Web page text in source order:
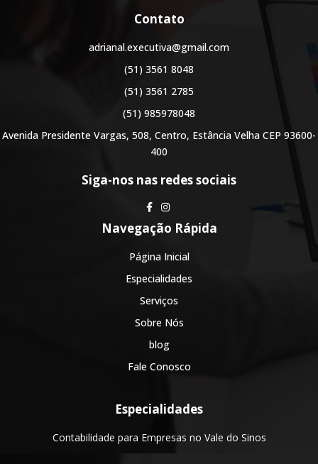
Contato
adrianal.executiva@gmail.com
(51) 3561 8048
(51) 3561 2785
(51) 985978048
Avenida Presidente Vargas, 508, Centro, Estância Velha CEP 93600-
400
Siga-nos nas redes sociais
Navegação Rápida
Página Inicial
Especialidades
Serviços
Sobre Nós
blog
Fale Conosco
Especialidades
Contabilidade para Empresas no Vale do Sinos